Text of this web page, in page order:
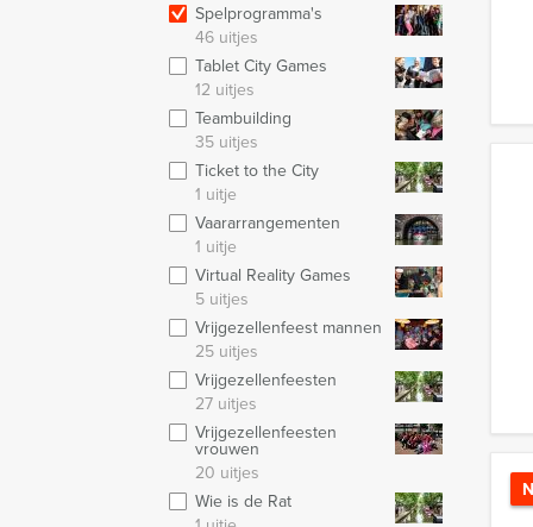
Spelprogramma's
46 uitjes
Tablet City Games
12 uitjes
Teambuilding
35 uitjes
Ticket to the City
1 uitje
Vaararrangementen
1 uitje
Virtual Reality Games
5 uitjes
Vrijgezellenfeest mannen
25 uitjes
Vrijgezellenfeesten
27 uitjes
Vrijgezellenfeesten
vrouwen
20 uitjes
Wie is de Rat